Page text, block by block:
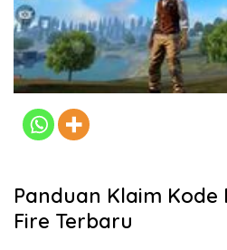
Panduan Klaim Kode
Fire Terbaru